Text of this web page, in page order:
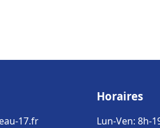
17.fr
Horaires
Lun-Ven: 8h-